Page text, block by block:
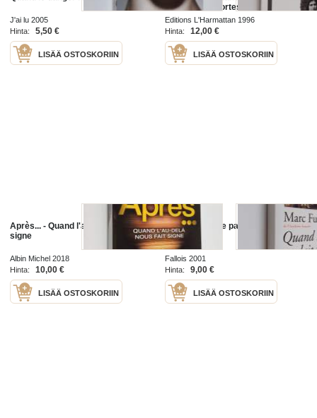
J'ai lu 2005
Hinta:
5,50 €
LISÄÄ OSTOSKORIIN
frappait aux portes de l'Europe
(tekijän omiste)
Editions L'Harmattan 1996
Hinta:
12,00 €
LISÄÄ OSTOSKORIIN
Après... - Quand l'au-delà nous fait
signe
Albin Michel 2018
Hinta:
10,00 €
LISÄÄ OSTOSKORIIN
Quand l'Europe parlait français
Fallois 2001
Hinta:
9,00 €
LISÄÄ OSTOSKORIIN